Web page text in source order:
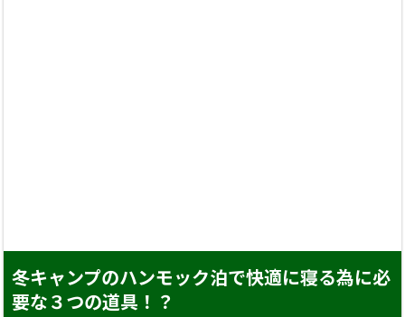
冬キャンプのハンモック泊で快適に寝る為に必
要な３つの道具！？